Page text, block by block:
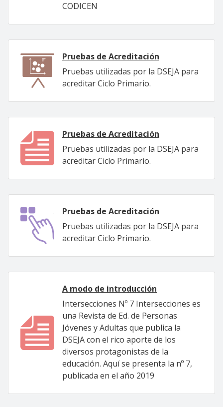
CODICEN
Pruebas de Acreditación
Pruebas utilizadas por la DSEJA para
acreditar Ciclo Primario.
Pruebas de Acreditación
Pruebas utilizadas por la DSEJA para
acreditar Ciclo Primario.
Pruebas de Acreditación
Pruebas utilizadas por la DSEJA para
acreditar Ciclo Primario.
A modo de introducción
Intersecciones Nº 7 Intersecciones es
una Revista de Ed. de Personas
Jóvenes y Adultas que publica la
DSEJA con el rico aporte de los
diversos protagonistas de la
educación. Aquí se presenta la nº 7,
publicada en el año 2019